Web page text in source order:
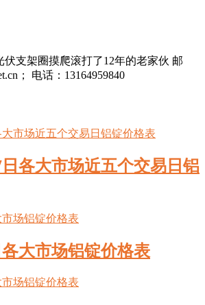
伏支架圈摸爬滚打了12年的老家伙 邮
； 电话：13164959840
各大市场近五个交易日铝
各大市场铝锭价格表